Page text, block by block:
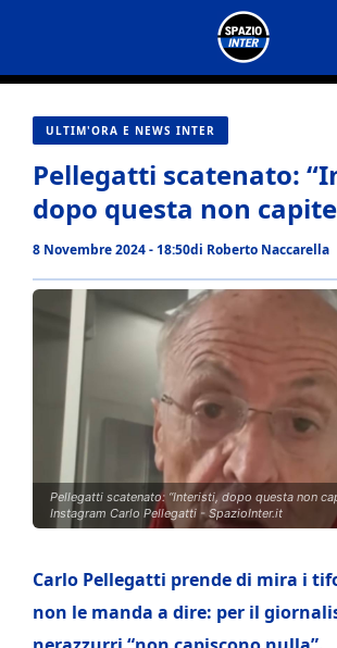
contenuto
ULTIM'ORA E NEWS INTER
Pellegatti scatenato:
dopo questa non
8 Novembre 2024 - 18:50di Roberto Naccarella
Pellegatti scatenato: “Interisti, dopo questa non
Instagram Carlo Pellegatti - SpazioInter.it
Carlo Pellegatti prende di mira i
non le manda a dire: per il